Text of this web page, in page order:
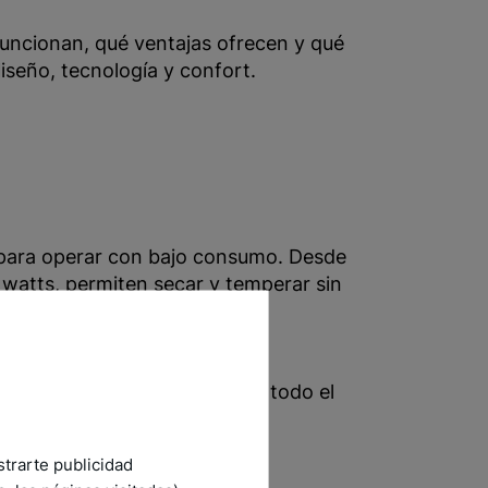
qué ventajas ofrecen y qué
tecnología y confort.
operar con bajo consumo. Desde
permiten secar y temperar sin
de construcción en todo el
publicidad